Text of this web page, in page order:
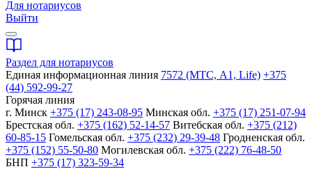
Для нотариусов
Выйти
Раздел для нотариусов
Единая информационная линия 7572 (МТС, A1, Life) +375
(44) 592-99-27
Горячая линия
г. Минск +375 (17) 243-08-95 Минская обл. +375 (17) 251-07-94
Брестская обл. +375 (162) 52-14-57 Витебская обл. +375 (212)
60-85-15 Гомельская обл. +375 (232) 29-39-48 Гродненская обл.
+375 (152) 55-50-80 Могилевская обл. +375 (222) 76-48-50
БНП +375 (17) 323-59-34